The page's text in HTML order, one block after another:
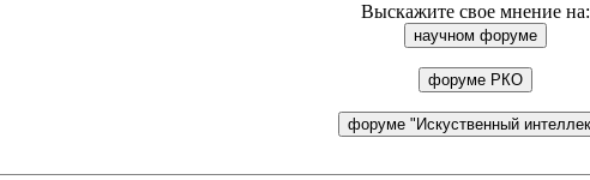
Выскажите свое мнение на: